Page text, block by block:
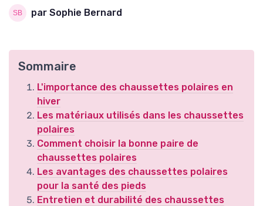
par Sophie Bernard
Sommaire
L'importance des chaussettes polaires en
hiver
Les matériaux utilisés dans les chaussettes
polaires
Comment choisir la bonne paire de
chaussettes polaires
Les avantages des chaussettes polaires
pour la santé des pieds
Entretien et durabilité des chaussettes